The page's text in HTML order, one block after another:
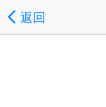
返回